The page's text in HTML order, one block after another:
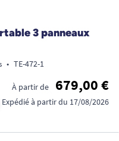
3 panneaux
• TE-472-1
À partir de 679,00 €
Expédié à partir du 17/08/2026